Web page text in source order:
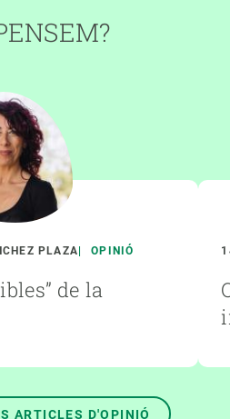
PLAZA OPINIÓ
de la
ARTICLES D'OPINIÓ